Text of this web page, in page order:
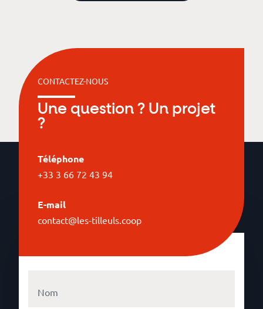
CONTACTEZ-NOUS
Une question ? Un projet
?
Téléphone
+33 3 66 72 43 94
E-mail
contact@les-tilleuls.coop